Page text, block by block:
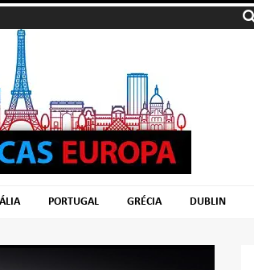
PORTUGAL GRÉCIA DUBLIN